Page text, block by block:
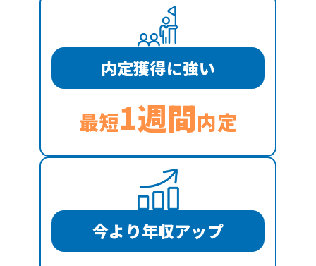
内定獲得に強い
最短1週間内定
今より年収アップ